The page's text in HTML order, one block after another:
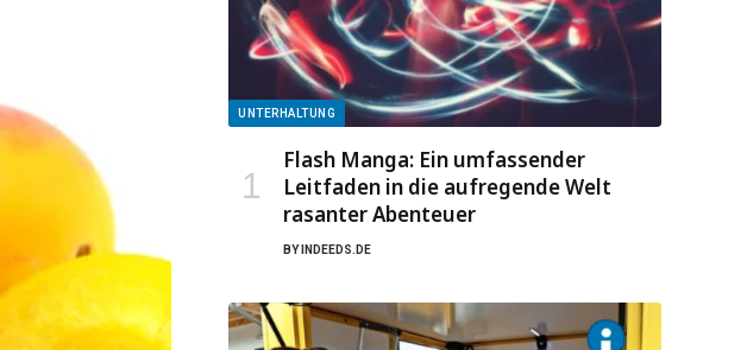
UNTERHALTUNG
Flash Manga: Ein umfassender
Leitfaden in die aufregende Welt
rasanter Abenteuer
BY INDEEDS.DE